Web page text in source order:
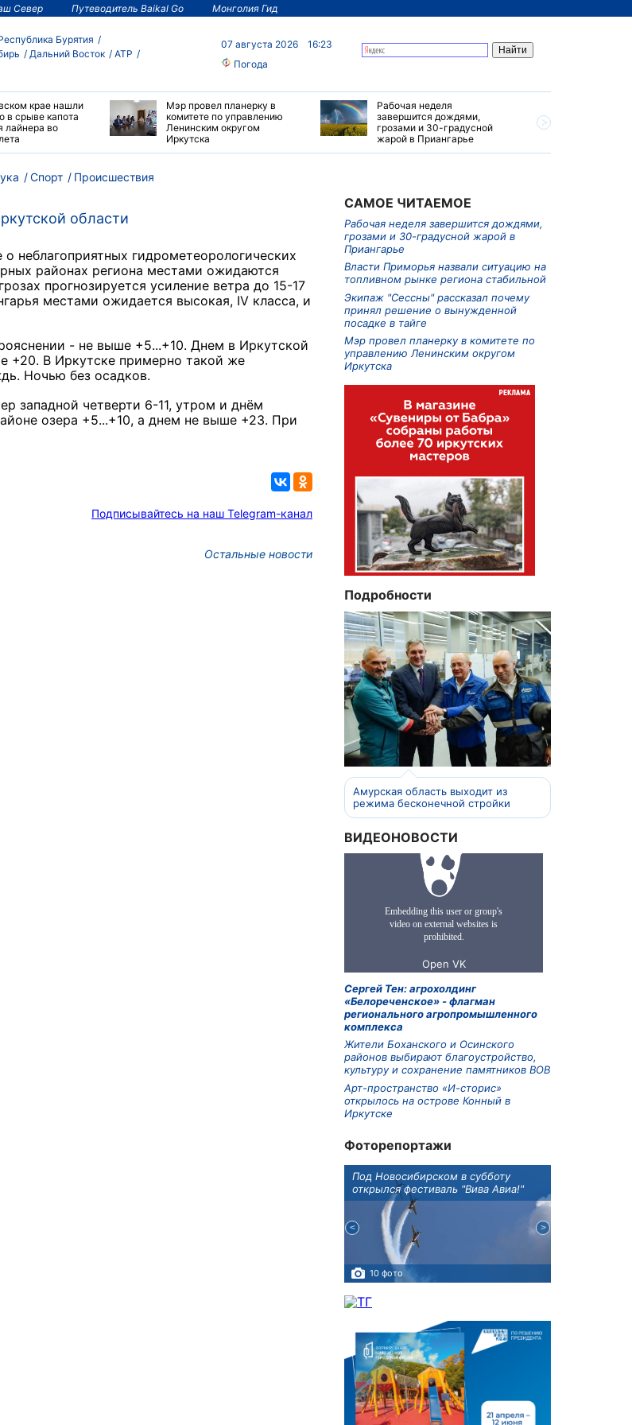
Север Путеводитель Baikal Go Монголия Гид
Бурятия
Дальний Восток
АТР
07 августа 2026
16:23
Погода
крае нашли
в срыве капота
лайнера во
Мэр провел планерку в
комитете по управлению
Ленинским округом
Иркутска
Рабочая неделя
завершится дождями,
грозами и 30-градусной
жарой в Приангарье
Спорт Происшествия
области
неблагоприятных гидрометеорологических
районах региона местами ожидаются
прогнозируется усиление ветра до 15-17
местами ожидается высокая, IV класса, и
- не выше +5...+10. Днем в Иркутской
+20. В Иркутске примерно такой же
Ночью без осадков.
западной четверти 6-11, утром и днём
озера +5...+10, а днем не выше +23. При
Подписывайтесь на наш Telegram-канал
Остальные новости
САМОЕ ЧИТАЕМОЕ
Рабочая неделя завершится дождями,
грозами и 30-градусной жарой в
Приангарье
Власти Приморья назвали ситуацию на
топливном рынке региона стабильной
Экипаж "Сессны" рассказал почему
принял решение о вынужденной
посадке в тайге
Мэр провел планерку в комитете по
управлению Ленинским округом
Иркутска
Подробности
Амурская область выходит из
режима бесконечной стройки
ВИДЕОНОВОСТИ
Сергей Тен: агрохолдинг
«Белореченское» - флагман
регионального агропромышленного
комплекса
Жители Боханского и Осинского
районов выбирают благоустройство,
культуру и сохранение памятников ВОВ
Арт-пространство «И-сторис»
открылось на острове Конный в
Иркутске
Фоторепортажи
Под Новосибирском в субботу
открылся фестиваль "Вива Авиа!"
10 фото